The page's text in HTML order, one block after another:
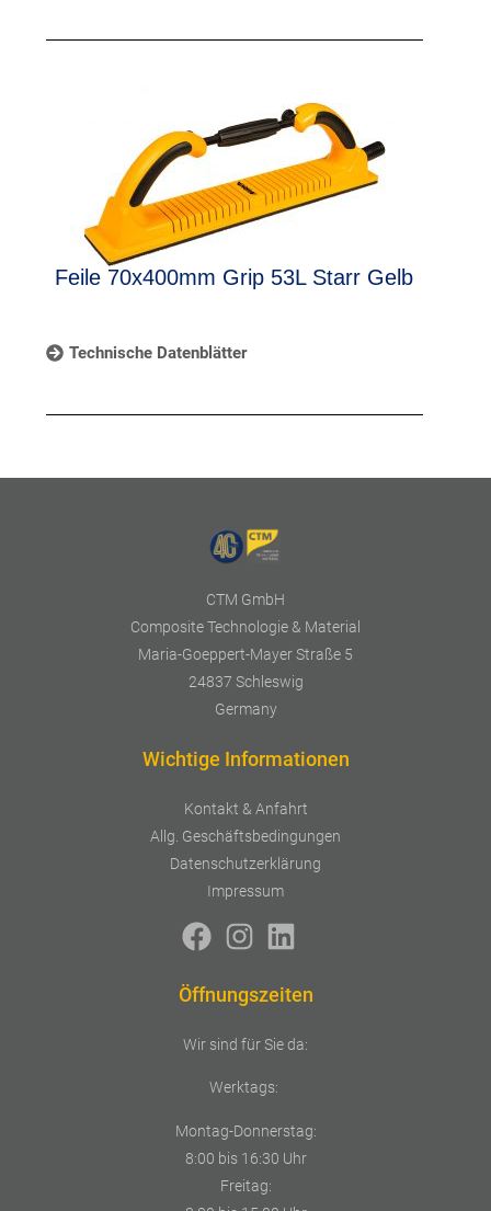
Feile 70x400mm Grip 53L Starr Gelb
Technische Datenblätter
CTM GmbH
Composite Technologie & Material
Maria-Goeppert-Mayer Straße 5
24837 Schleswig
Germany
Wichtige Informationen
Kontakt & Anfahrt
Allg. Geschäftsbedingungen
Datenschutzerklärung
Impressum
Öffnungszeiten
Wir sind für Sie da:
Werktags:
Montag-Donnerstag:
8:00 bis 16:30 Uhr
Freitag: